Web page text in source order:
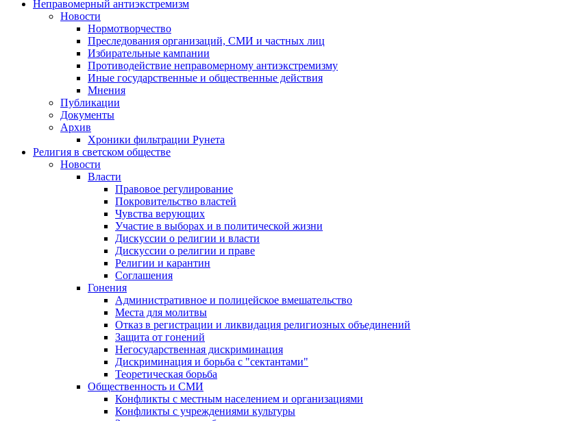
Неправомерный антиэкстремизм
Новости
Нормотворчество
Преследования организаций, СМИ и частных лиц
Избирательные кампании
Противодействие неправомерному антиэкстремизму
Иные государственные и общественные действия
Мнения
Публикации
Документы
Архив
Хроники фильтрации Рунета
Религия в светском обществе
Новости
Власти
Правовое регулирование
Покровительство властей
Чувства верующих
Участие в выборах и в политической жизни
Дискуссии о религии и власти
Дискуссии о религии и праве
Религии и карантин
Соглашения
Гонения
Административное и полицейское вмешательство
Места для молитвы
Отказ в регистрации и ликвидация религиозных объединений
Защита от гонений
Негосударственная дискриминация
Дискриминация и борьба с "сектантами"
Теоретическая борьба
Общественность и СМИ
Конфликты с местным населением и организациями
Конфликты с учреждениями культуры